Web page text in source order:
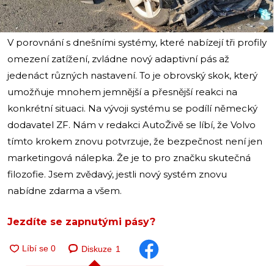
i
V porovnání s dnešními systémy, které nabízejí tři profily
omezení zatížení, zvládne nový adaptivní pás až
jedenáct různých nastavení. To je obrovský skok, který
umožňuje mnohem jemnější a přesnější reakci na
konkrétní situaci. Na vývoji systému se podílí německý
dodavatel ZF. Nám v redakci AutoŽivě se líbí, že Volvo
tímto krokem znovu potvrzuje, že bezpečnost není jen
marketingová nálepka. Že je to pro značku skutečná
filozofie. Jsem zvědavý, jestli nový systém znovu
nabídne zdarma a všem.
Jezdíte se zapnutými pásy?
Diskuze 1